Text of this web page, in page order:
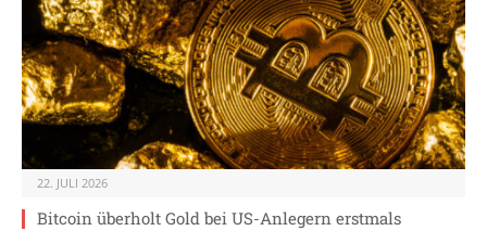
22. JULI 2026
Bitcoin überholt Gold bei US-Anlegern erstmals